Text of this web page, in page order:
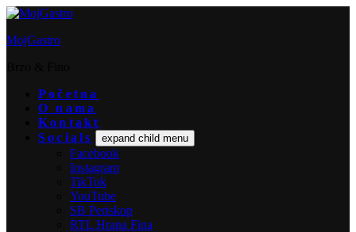
MojGastro
Početna
O nama
Kontakt
Socials
expand child menu
Facebook
Instagram
TikTok
YouTube
SB Periskop
RTL Hrana Fina